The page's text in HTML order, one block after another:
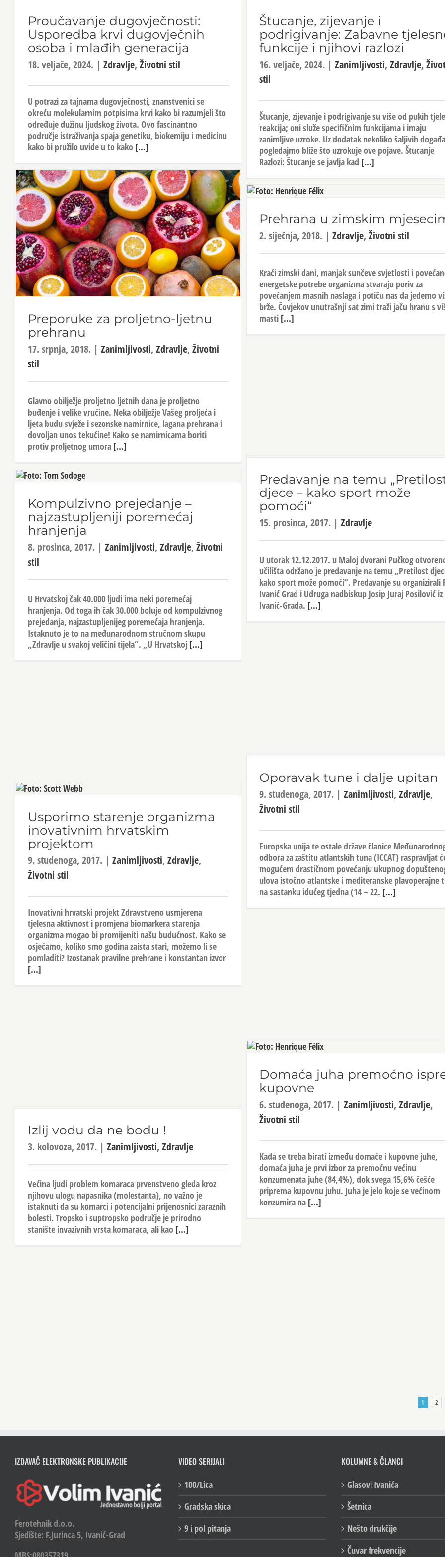
Proučavanje dugovječnosti:
Usporedba krvi dugovječnih
osoba i mlađih generacija
18. veljače, 2024. | Zdravlje, Životni stil
U potrazi za tajnama dugovječnosti, znanstvenici se
okreću molekularnim potpisima krvi kako bi razumjeli što
određuje dužinu ljudskog života. Ovo fascinantno
područje istraživanja spaja genetiku, biokemiju i medicinu
kako bi pružilo uvide u to kako [...]
Štucanje, zijevanje i
podrigivanje: Zabavne
funkcije i njihovi razlozi
16. veljače, 2024. | Zanimljivosti, Zdravlje,
stil
Štucanje, zijevanje i podrigivanje su više od pukih
reakcija; oni služe specifičnim funkcijama i imaju
zanimljive uzroke. Uz dodatak nekoliko šaljivih
pogledajmo bliže što uzrokuje ove pojave. Štucanje
Razlozi: Štucanje se javlja kad [...]
Preporuke za proljetno-ljetnu
prehranu
17. srpnja, 2018. | Zanimljivosti, Zdravlje, Životni
stil
Glavno obilježje proljetno ljetnih dana je proljetno
buđenje i velike vrućine. Neka obilježje Vašeg proljeća i
ljeta budu svježe i sezonske namirnice, lagana prehrana i
dovoljan unos tekućine! Kako se namirnicama boriti
protiv proljetnog umora [...]
Prehrana u zimskim
2. siječnja, 2018. | Zdravlje, Životni stil
Kraći zimski dani, manjak sunčeve svjetlosti i
energetske potrebe organizma stvaraju poriv za
povećanjem masnih naslaga i potiču nas da jedemo
brže. Čovjekov unutrašnji sat zimi traži jaču hranu s
masti [...]
Predavanje na temu
djece – kako sport može
pomoći“
15. prosinca, 2017. | Zdravlje
U utorak 12.12.2017. u Maloj dvorani Pučkog
učilišta održano je predavanje na temu „Pretilost
kako sport može pomoći“. Predavanje su organizirali
Ivanić Grad i Udruga nadbiskup Josip Juraj Posilović iz
Ivanić-Grada. [...]
Kompulzivno prejedanje –
najzastupljeniji poremećaj
hranjenja
8. prosinca, 2017. | Zanimljivosti, Zdravlje, Životni
stil
U Hrvatskoj čak 40.000 ljudi ima neki poremećaj
hranjenja. Od toga ih čak 30.000 boluje od kompulzivnog
prejedanja, najzastupljenijeg poremećaja hranjenja.
Istaknuto je to na međunarodnom stručnom skupu
„Zdravlje u svakoj veličini tijela“. „U Hrvatskoj [...]
Oporavak tune i dalje upitan
9. studenoga, 2017. | Zanimljivosti, Zdravlje,
Životni stil
Europska unija te ostale države članice
odbora za zaštitu atlantskih tuna (ICCAT) raspravljat
mogućem drastičnom povećanju ukupnog
ulova istočno atlantske i mediteranske plavoperajne
na sastanku idućeg tjedna (14 – 22. [...]
Usporimo starenje organizma
inovativnim hrvatskim
projektom
9. studenoga, 2017. | Zanimljivosti, Zdravlje,
Životni stil
Inovativni hrvatski projekt Zdravstveno usmjerena
tjelesna aktivnost i promjena biomarkera starenja
organizma mogao bi promijeniti našu budućnost. Kako se
osjećamo, koliko smo godina zaista stari, možemo li se
pomladiti? Izostanak pravilne prehrane i konstantan izvor
[...]
Domaća juha premoćno
kupovne
6. studenoga, 2017. | Zanimljivosti, Zdravlje,
Životni stil
Kada se treba birati između domaće i kupovne juhe,
domaća juha je prvi izbor za premoćnu većinu
konzumenata juhe (84,4%), dok svega 15,6% češće
priprema kupovnu juhu. Juha je jelo koje se većinom
konzumira na [...]
Izlij vodu da ne bodu !
3. kolovoza, 2017. | Zanimljivosti, Zdravlje
Većina ljudi problem komaraca prvenstveno gleda kroz
njihovu ulogu napasnika (molestanta), no važno je
istaknuti da su komarci i potencijalni prijenosnici zaraznih
bolesti. Tropsko i suptropsko područje je prirodno
stanište invazivnih vrsta komaraca, ali kao [...]
1 2
IZDAVAČ ELEKTRONSKE PUBLIKACIJE
Ferotehnik d.o.o.
Sjedište: F.Jurinca 5, Ivanić-Grad
VIDEO SERIJALI
100/Lica
Gradska skica
9 i pol pitanja
KOLUMNE & ČLANCI
Glasovi Ivanića
Šetnica
Nešto drukčije
Čuvar frekvencije